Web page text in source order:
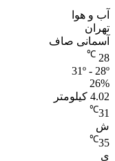
آب و هوا
تهران
آسمانی صاف
28
℃
31º - 28º
26%
4.02 کیلومتر
31
℃
ش
35
℃
ی